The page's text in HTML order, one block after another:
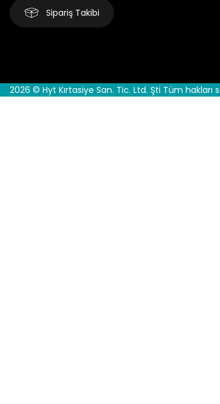
Sipariş Takibi
2026 © Hyt Kırtasiye San. Tic. Ltd. Şti Tüm hakları